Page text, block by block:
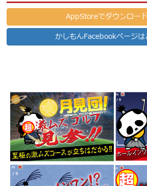
AppStoreでダウンロー
かしもんFacebookページは